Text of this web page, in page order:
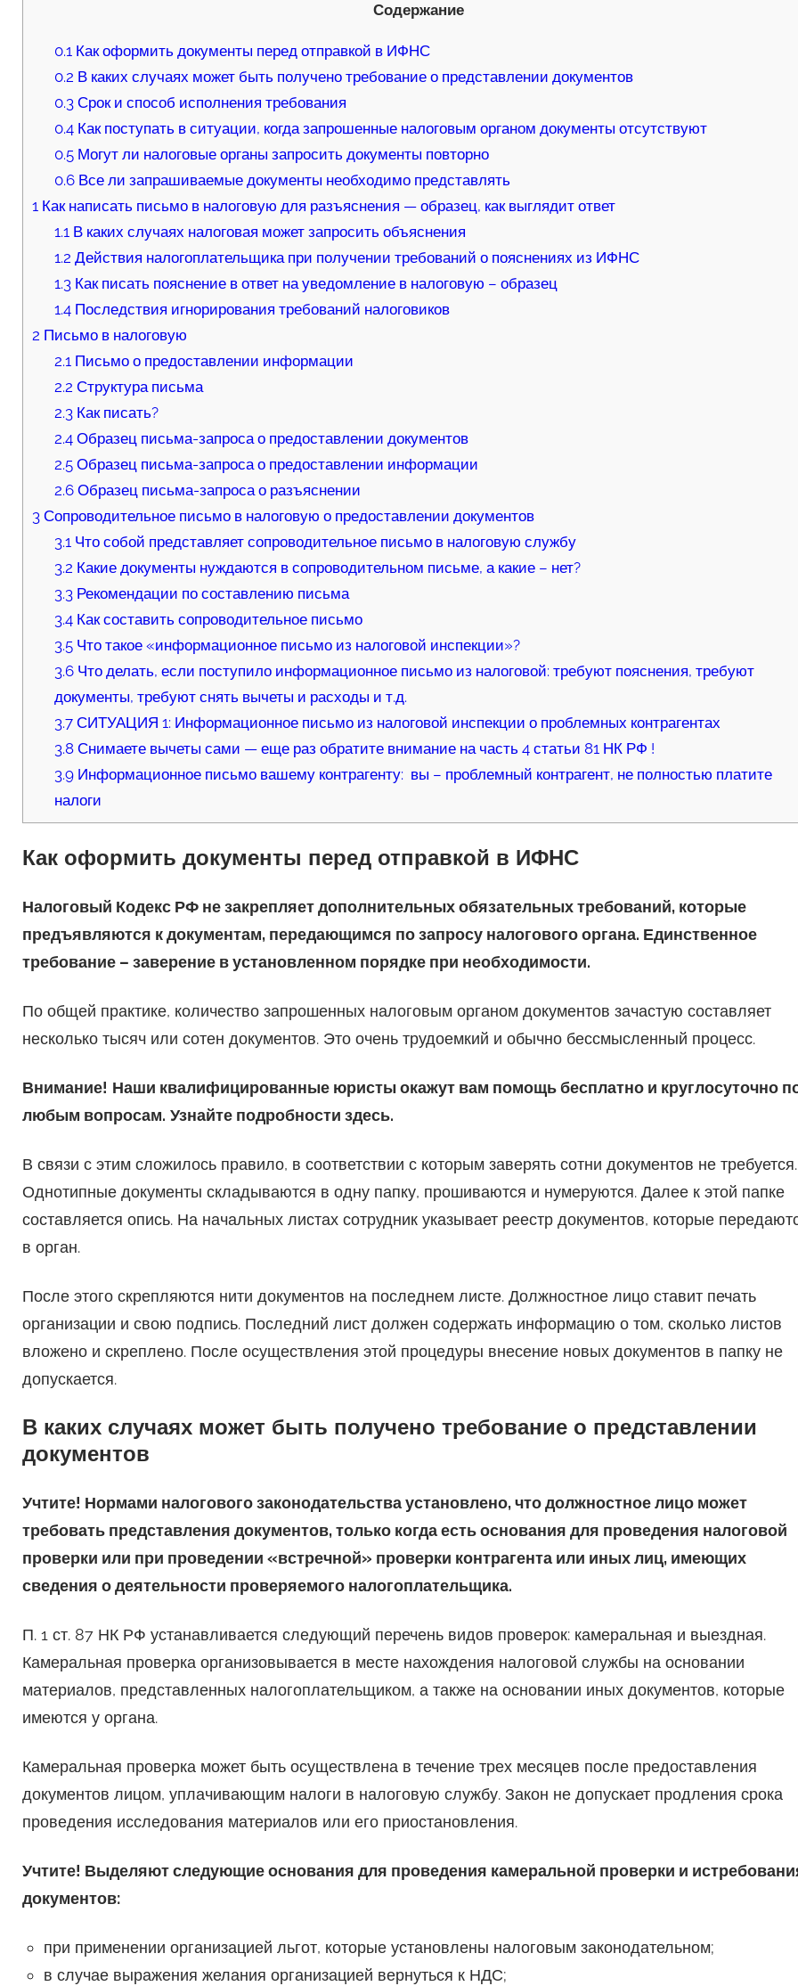
Содержание
0.1 Как оформить документы перед отправкой в ИФНС
0.2 В каких случаях может быть получено требование о представлении документов
0.3 Срок и способ исполнения требования
0.4 Как поступать в ситуации, когда запрошенные налоговым органом документы отсутствуют
0.5 Могут ли налоговые органы запросить документы повторно
0.6 Все ли запрашиваемые документы необходимо представлять
1Как написать письмо в налоговую для разъяснения — образец, как выглядит ответ
1.1 В каких случаях налоговая может запросить объяснения
1.2 Действия налогоплательщика при получении требований о пояснениях из ИФНС
1.3 Как писать пояснение в ответ на уведомление в налоговую – образец
1.4 Последствия игнорирования требований налоговиков
2 Письмо в налоговую
2.1 Письмо о предоставлении информации
2.2 Структура письма
2.3 Как писать?
2.4 Образец письма-запроса о предоставлении документов
2.5 Образец письма-запроса о предоставлении информации
2.6 Образец письма-запроса о разъяснении
3Сопроводительное письмо в налоговую о предоставлении документов
3.1 Что собой представляет сопроводительное письмо в налоговую службу
3.2 Какие документы нуждаются в сопроводительном письме, а какие – нет?
3.3 Рекомендации по составлению письма
3.4 Как составить сопроводительное письмо
3.5 Что такое «информационное письмо из налоговой инспекции»?
3.6 Что делать, если поступило информационное письмо из налоговой: требуют пояснения, требуют
документы, требуют снять вычеты и расходы и т.д.
3.7 СИТУАЦИЯ 1: Информационное письмо из налоговой инспекции о проблемных контрагентах
3.8 Снимаете вычеты сами — еще раз обратите внимание на часть 4 статьи 81 НК РФ !
3.9 Информационное письмо вашему контрагенту: вы – проблемный контрагент, не полностью платите
налоги
Как оформить документы перед отправкой в ИФНС
Налоговый Кодекс РФ не закрепляет дополнительных обязательных требований, которые
предъявляются к документам, передающимся по запросу налогового органа. Единственное
требование – заверение в установленном порядке при необходимости.
По общей практике, количество запрошенных налоговым органом документов зачастую составляет
несколько тысяч или сотен документов. Это очень трудоемкий и обычно бессмысленный процесс.
Внимание! Наши квалифицированные юристы окажут вам помощь бесплатно и круглосуточно
любым вопросам. Узнайте подробности здесь.
В связи с этим сложилось правило, в соответствии с которым заверять сотни документов не требуется.
Однотипные документы складываются в одну папку, прошиваются и нумеруются. Далее к этой папке
составляется опись. На начальных листах сотрудник указывает реестр документов, которые
в орган.
После этого скрепляются нити документов на последнем листе. Должностное лицо ставит печать
организации и свою подпись. Последний лист должен содержать информацию о том, сколько листов
вложено и скреплено. После осуществления этой процедуры внесение новых документов в папку не
допускается.
В каких случаях может быть получено требование о представлении
документов
Учтите! Нормами налогового законодательства установлено, что должностное лицо может
требовать представления документов, только когда есть основания для проведения налоговой
проверки или при проведении «встречной» проверки контрагента или иных лиц, имеющих
сведения о деятельности проверяемого налогоплательщика.
П. 1 ст. 87 НК РФ устанавливается следующий перечень видов проверок: камеральная и выездная.
Камеральная проверка организовывается в месте нахождения налоговой службы на основании
материалов, представленных налогоплательщиком, а также на основании иных документов, которые
имеются у органа.
Камеральная проверка может быть осуществлена в течение трех месяцев после предоставления
документов лицом, уплачивающим налоги в налоговую службу. Закон не допускает продления срока
проведения исследования материалов или его приостановления.
Учтите! Выделяют следующие основания для проведения камеральной проверки и
документов:
при применении организацией льгот, которые установлены налоговым законодательном;
в случае выражения желания организацией вернуться к НДС;